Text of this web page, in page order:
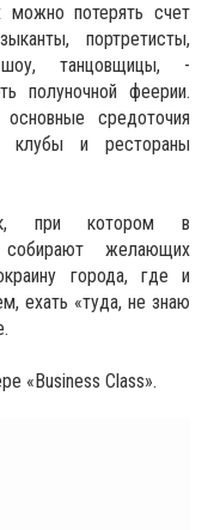
можно потерять счет
портретисты,
шоу, танцовщицы, -
полуночной феерии.
средоточия
и рестораны
при котором в
желающих
города, где и
ехать «туда, не знаю
«Business Class».